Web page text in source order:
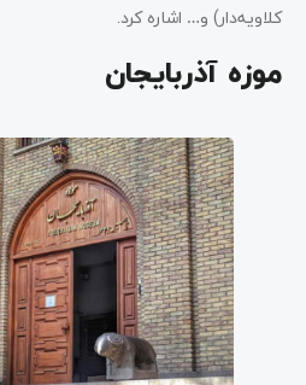
کلاویه‌دار) و… اشاره کرد.
موزه آذربایجان